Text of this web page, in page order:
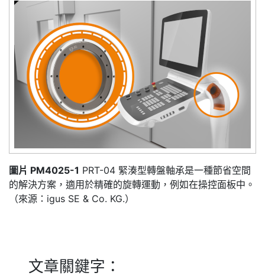
圖片 PM4025-1 PRT-04 緊湊型轉盤軸承是一種節省空間
的解決方案，適用於精確的旋轉運動，例如在操控面板中。
（來源：igus SE & Co. KG.）
文章關鍵字：